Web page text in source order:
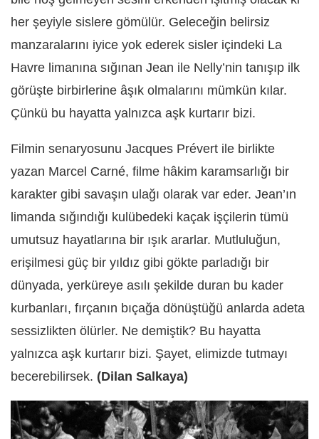
her şeyiyle sislere gömülür. Geleceğin belirsiz
manzaralarını iyice yok ederek sisler içindeki La
Havre limanına sığınan Jean ile Nelly’nin tanışıp ilk
görüşte birbirlerine âşık olmalarını mümkün kılar.
Çünkü bu hayatta yalnızca aşk kurtarır bizi.
Filmin senaryosunu Jacques Prévert ile birlikte
yazan Marcel Carné, filme hâkim karamsarlığı bir
karakter gibi savaşın ulağı olarak var eder. Jean’ın
limanda sığındığı kulübedeki kaçak işçilerin tümü
umutsuz hayatlarına bir ışık ararlar. Mutluluğun,
erişilmesi güç bir yıldız gibi gökte parladığı bir
dünyada, yerküreye asılı şekilde duran bu kader
kurbanları, fırçanın bıçağa dönüştüğü anlarda adeta
sessizlikten ölürler. Ne demiştik? Bu hayatta
yalnızca aşk kurtarır bizi. Şayet, elimizde tutmayı
becerebilirsek. (Dilan Salkaya)